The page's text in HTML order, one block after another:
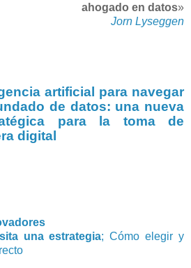
ahogado en datos»
Jorn Lyseggen
artificial para navegar
de datos: una nueva
para la toma de
digital
una estrategia; Cómo elegir y